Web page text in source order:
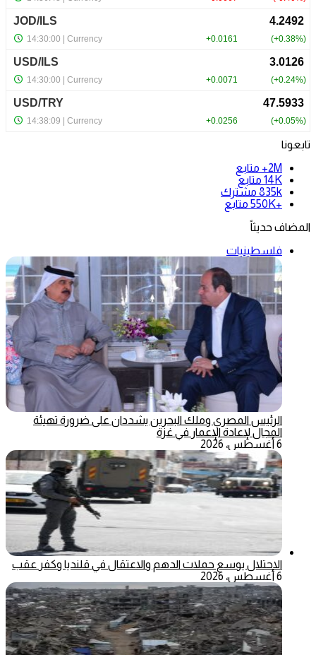
تابعونا
2M+
متابع
14K متابع
835k مشترك
+550K
متابع
المضاف حديثاً
فلسطينيات
الرئيس المصري وملك البحرين يشددان على ضرورة تهيئة
المجال لإعادة الإعمار في غزة
6 أغسطس، 2026
الاحتلال يوسع حملات الدهم والاعتقال في قلنديا وكفر عقب
6 أغسطس، 2026